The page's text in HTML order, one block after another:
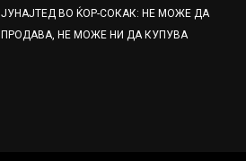
ЈУНАЈТЕД ВО ЌОР-СОКАК: НЕ МОЖЕ ДА
ПРОДАВА, НЕ МОЖЕ НИ ДА КУПУВА